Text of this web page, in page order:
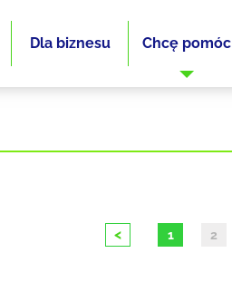
Dla biznesu Chcę pomóc
< 1 2